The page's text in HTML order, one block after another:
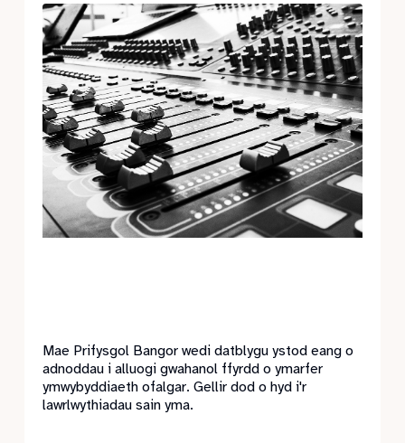
Mae Prifysgol Bangor wedi datblygu ystod eang o
adnoddau i alluogi gwahanol ffyrdd o ymarfer
ymwybyddiaeth ofalgar. Gellir dod o hyd i'r
lawrlwythiadau sain yma.